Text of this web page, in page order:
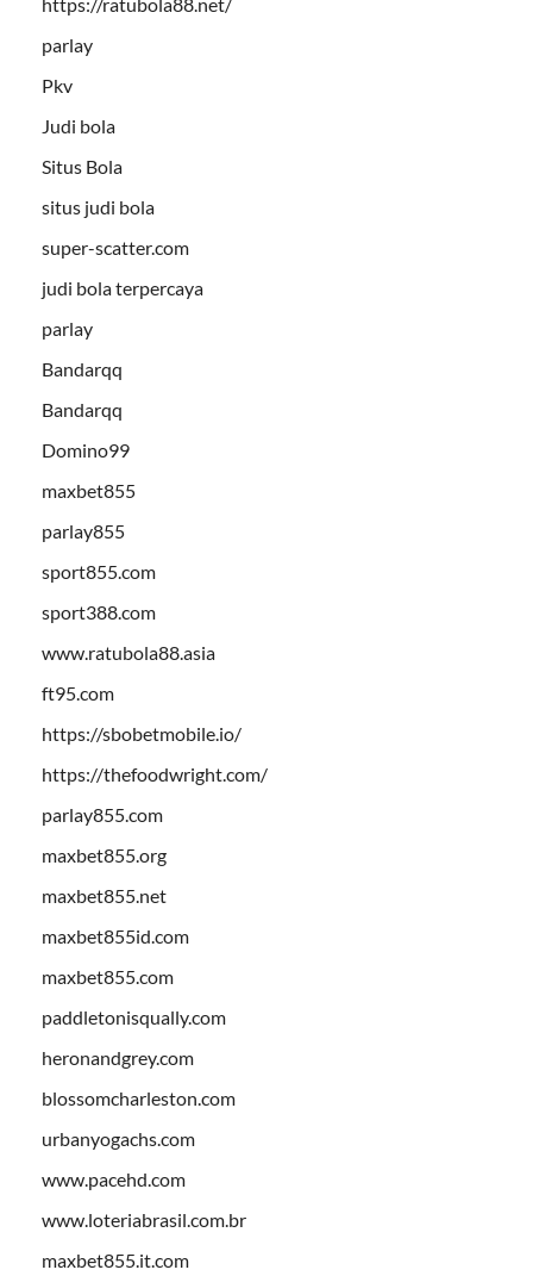
parlay
Pkv
Judi bola
Situs Bola
situs judi bola
super-scatter.com
judi bola terpercaya
parlay
Bandarqq
Bandarqq
Domino99
maxbet855
parlay855
sport855.com
sport388.com
www.ratubola88.asia
ft95.com
https://sbobetmobile.io/
https://thefoodwright.com/
parlay855.com
maxbet855.org
maxbet855.net
maxbet855id.com
maxbet855.com
paddletonisqually.com
heronandgrey.com
blossomcharleston.com
urbanyogachs.com
www.pacehd.com
www.loteriabrasil.com.br
maxbet855.it.com